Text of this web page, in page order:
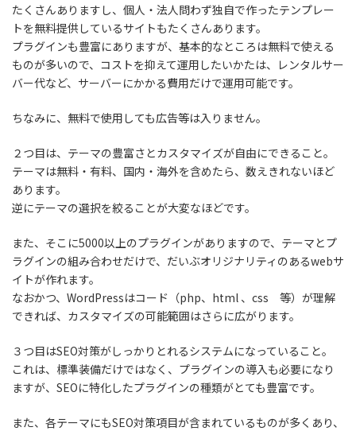
たくさんありますし、個人・法人問わず独自で作ったテンプレー
トを無料提供しているサイトもたくさんあります。
プラグインも豊富にありますが、基本的なところは無料で使える
ものが多いので、コストを抑えて運用したいかたは、レンタルサー
バー代など、サーバーにかかる費用だけで運用可能です。
ちなみに、無料で使用しても広告等は入りません。
２つ目は、テーマの豊富さとカスタマイズが自由にできること。
テーマは無料・有料、国内・海外を含めたら、数えきれないほど
あります。
逆にテーマの選択を絞ることが大変なほどです。
また、そこに5000以上のプラグインがありますので、テーマとプ
ラグインの組み合わせだけで、だいぶオリジナリティのあるwebサ
イトが作れます。
なおかつ、WordPressはコード（php、html 、css 等）が理解
できれば、カスタマイズの可能範囲はさらに広がります。
３つ目はSEO対策がしっかりとれるシステムになっていること。
これは、標準装備だけではなく、プラグインの導入も必要になり
ますが、SEOに特化したプラグインの種類がとても豊富です。
また、各テーマにもSEO対策項目が含まれているものが多くあり、